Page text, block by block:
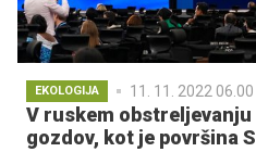
EKOLOGIJA 11. 11. 2022 06.00
V ruskem
gozdov, kot je površina